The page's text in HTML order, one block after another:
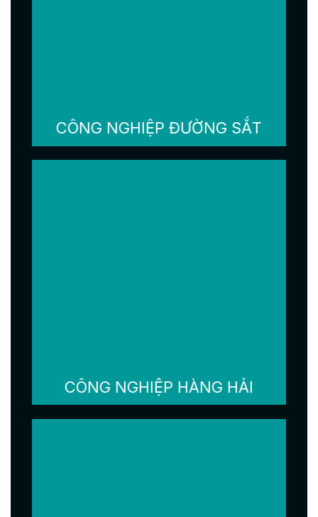
CÔNG NGHIỆP ĐƯỜNG SẮT
CÔNG NGHIỆP HÀNG HẢI